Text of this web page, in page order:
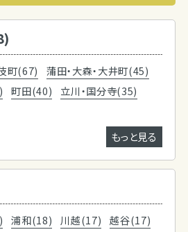
町(67)
蒲田・大森・大井町(45)
町田(40)
立川・国分寺(35)
もっと見る
浦和(18) 川越(17)
越谷(17)